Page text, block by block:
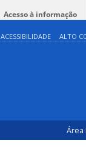
Acesso à informação
ACESSIBILIDADE ALTO
Área